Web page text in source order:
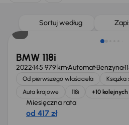
Sortuj według
Świeżo skupione
BMW 118i
2022145 979 kmAutomatBenzyna
Od pierwszego właściciela
Książka
Auta krajowe
118i +10 kolejnych
Miesięczna rata
od 417 zł